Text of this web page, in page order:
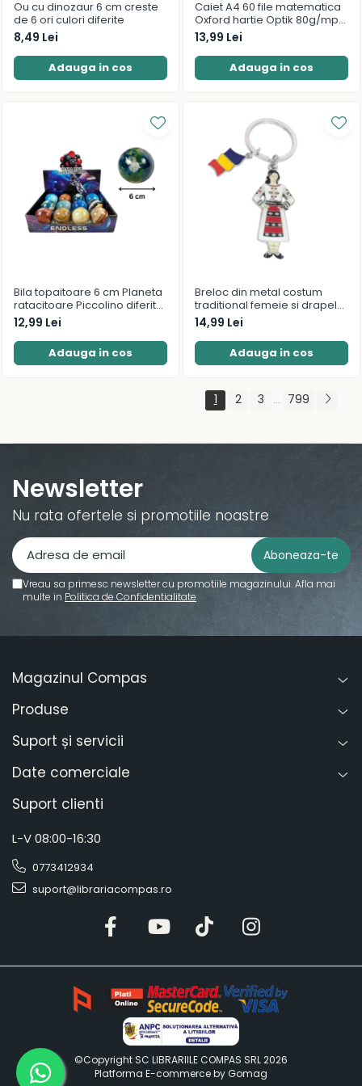
Scriere și corectare
Pixuri
Stilouri
Rezerve pixuri și cerneală
Linere
Creioane mecanice
Mine și rezerve
Creioane grafit și ascuțitori
Pixuri premium
Stilouri premium
Seturi de scris premium
Comunicare și prezentare
Artă și creativitate
Blocuri și caiete desen artistic
Acuarele profesionale
Culori acrilice
Culori în ulei
Pensule profesionale pictură
Vopsea spray graffiti
Accesorii pictură
Craft și modelaj
Plastilină
Lut și pastă modelaj
Ștampile și șabloane
Lipici și adezivi
Pistoale de lipit și rezerve
Jocuri educative și de societate
Jocuri de societate
Jocuri educative
Jocuri de construcție și cuburi
Lego
Ou cu dinozaur 6 cm creste
de 6 ori culori diferite
8,49 Lei
Adauga in cos
Caiet A4 60 file matematica
Oxford hartie Optik 80g/mp
motiv Touch Pastel
13,99 Lei
Adauga in cos
Bila topaitoare 6 cm Planeta
ratacitoare Piccolino diferite
modele
12,99 Lei
Adauga in cos
Breloc din metal costum
traditional femeie si drapelul
Romaniei 9 cm
14,99 Lei
Adauga in cos
1 2 3 ... 799
Newsletter
Nu rata ofertele si promotiile noastre
Vreau sa primesc newsletter cu promotiile magazinului. Afla mai
multe in Politica de Confidentialitate
Magazinul Compas
Produse
Suport și servicii
Date comerciale
Suport clienti
L-V 08:00-16:30
0773412934
suport@librariacompas.ro
©Copyright SC LIBRARIILE COMPAS SRL 2026
Platforma E-commerce by Gomag